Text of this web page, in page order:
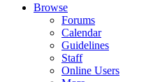
Browse
Forums
Calendar
Guidelines
Staff
Online Users